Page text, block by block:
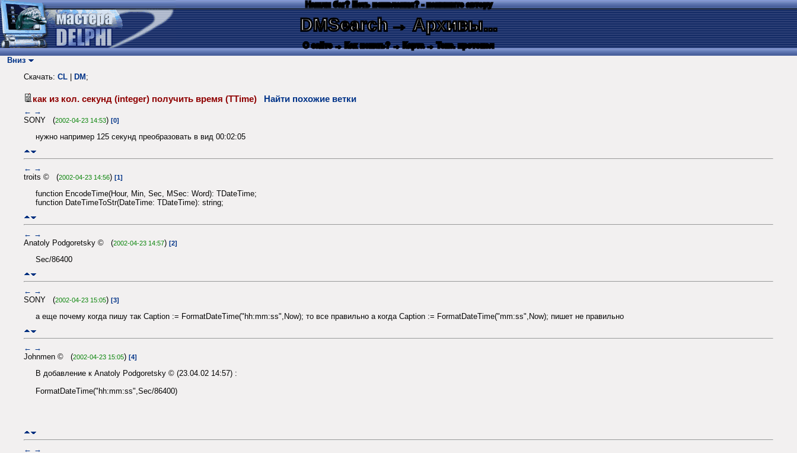
Нашли баг? Есть пожелания? - напишите автору
DMSearch→ Архивы...
О сайте → Как искать? → Карта → Текс. протокол
Вниз
Скачать: CL DM ;
как из кол. секунд (integer) получить время (TTime) Найти похожие ветки
← →
SONY (2002-04-23 14:53) [0]
нужно например 125 секунд преобразовать в вид 00:02:05
← →
troits © (2002-04-23 14:56) [1]
function EncodeTime(Hour, Min, Sec, MSec: Word): TDateTime;
function DateTimeToStr(DateTime: TDateTime): string;
← →
Anatoly Podgoretsky © (2002-04-23 14:57) [2]
Sec/86400
← →
SONY (2002-04-23 15:05) [3]
а еще почему когда пишу так Caption := FormatDateTime("hh:mm:ss",Now); то все правильно а когда Caption := FormatDateTime("mm:ss",Now); пишет не правильно
← →
Johnmen © (2002-04-23 15:05) [4]
В добавление к Anatoly Podgoretsky © (23.04.02 14:57) :
FormatDateTime("hh:mm:ss",Sec/86400)
← →